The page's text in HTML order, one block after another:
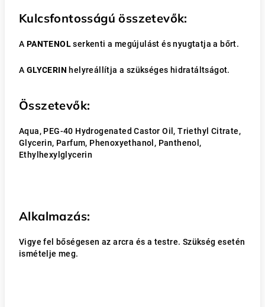
Kulcsfontosságú összetevők:
A PANTENOLserkenti a megújulást és nyugtatja a bőrt.
A GLYCERIN helyreállítja a szükséges hidratáltságot.
Összetevők:
Aqua, PEG-40 Hydrogenated Castor Oil, Triethyl Citrate,
Glycerin, Parfum, Phenoxyethanol, Panthenol,
Ethylhexylglycerin
Alkalmazás:
Vigye fel bőségesen az arcra és a testre. Szükség esetén
ismételje meg.